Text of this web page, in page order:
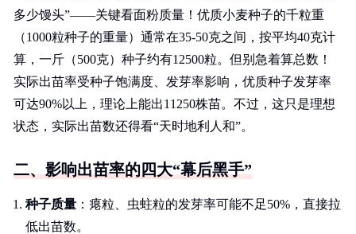
多少馒头”——关键看面粉质量！优质小麦种子的千粒重
（1000粒种子的重量）通常在35-50克之间，按平均40克计
算，一斤（500克）种子约有12500粒。但别急着算总数！
实际出苗率受种子饱满度、发芽率影响，优质种子发芽率
可达90%以上，理论上能出11250株苗。不过，这只是理想
状态，实际出苗数还得看“天时地利人和”。
二、影响出苗率的四大“幕后黑手”
种子质量 ：瘪粒、虫蛀粒的发芽率可能不足50%，直接拉
低出苗数。